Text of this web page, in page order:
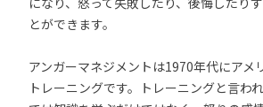
とができます。
アンガーマネジメントは1970年代にアメ
トレーニングです。トレーニングと言わ